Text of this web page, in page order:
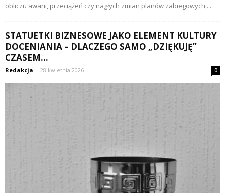
obliczu awarii, przeciążeń czy nagłych zmian planów zabiegowych,...
STATUETKI BIZNESOWE JAKO ELEMENT KULTURY
DOCENIANIA – DLACZEGO SAMO „DZIĘKUJĘ”
CZASEM...
Redakcja - 28 kwietnia 2026 0